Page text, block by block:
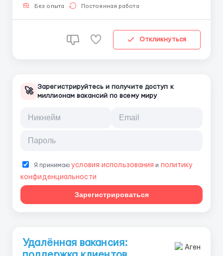
целеустремленных людей, желающих работать и
Без опыта Постоянная работа
Откликнуться
🚀 Зарегистрируйтесь и получите доступ к
миллионам вакансий по всему миру
Я принимаюусловия использования и политику
конфиденциальности
Зарегистрироваться
Удалённая вакансия: